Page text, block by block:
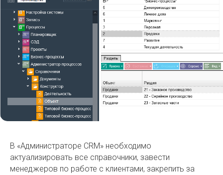
В «Администраторе CRM» необходимо
актуализировать все справочники, завести
менеджеров по работе с клиентами, закрепить за